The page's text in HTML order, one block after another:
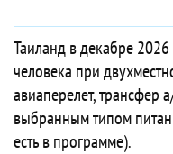
Таиланд в декабре
человека при
авиаперелет, трансфер
выбранным типом
есть в программе).